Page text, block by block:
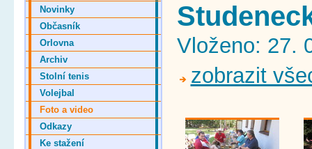
Novinky
Občasník
Orlovna
Archiv
Stolní tenis
Volejbal
Foto a video
Odkazy
Ke stažení
Vloženo: 27.
zobrazit